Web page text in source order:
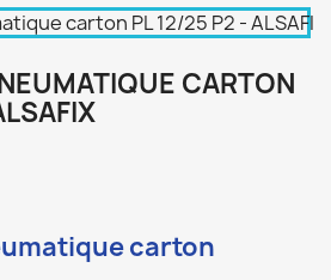
CARTON
carton